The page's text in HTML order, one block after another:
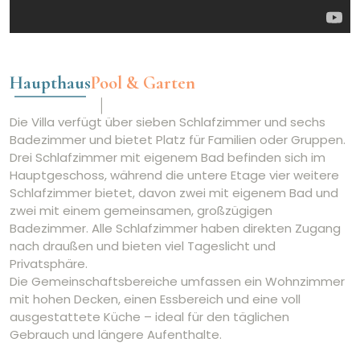
HaupthausPool & Garten
Die Villa verfügt über sieben Schlafzimmer und sechs
Badezimmer und bietet Platz für Familien oder Gruppen.
Drei Schlafzimmer mit eigenem Bad befinden sich im
Hauptgeschoss, während die untere Etage vier weitere
Schlafzimmer bietet, davon zwei mit eigenem Bad und
zwei mit einem gemeinsamen, großzügigen
Badezimmer. Alle Schlafzimmer haben direkten Zugang
nach draußen und bieten viel Tageslicht und
Privatsphäre.
Die Gemeinschaftsbereiche umfassen ein Wohnzimmer
mit hohen Decken, einen Essbereich und eine voll
ausgestattete Küche – ideal für den täglichen
Gebrauch und längere Aufenthalte.